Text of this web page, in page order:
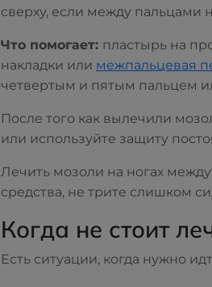
сверху, если между пальцами
Что помогает: пластырь на
накладки или межпальцевая
четвертым и пятым пальцем
После того как вылечили
или используйте защиту
Лечить мозоли на ногах
средства, не трите слишком
Когда не стоит
Есть ситуации, когда нужно